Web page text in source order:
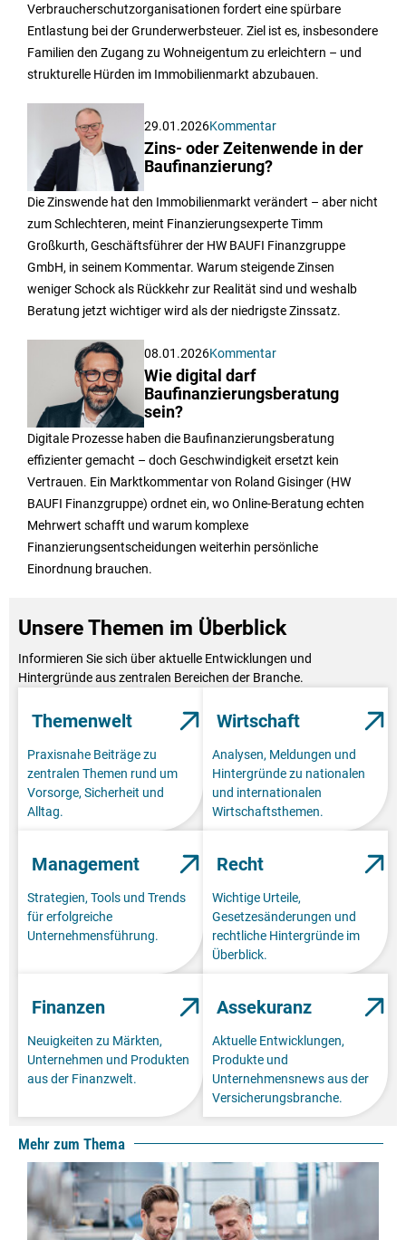
Verbraucherschutzorganisationen fordert eine spürbare
Entlastung bei der Grunderwerbsteuer. Ziel ist es, insbesondere
Familien den Zugang zu Wohneigentum zu erleichtern – und
strukturelle Hürden im Immobilienmarkt abzubauen.
29.01.2026Kommentar
Zins- oder Zeitenwende in der
Baufinanzierung?
Die Zinswende hat den Immobilienmarkt verändert – aber nicht
zum Schlechteren, meint Finanzierungsexperte Timm
Großkurth, Geschäftsführer der HW BAUFI Finanzgruppe
GmbH, in seinem Kommentar. Warum steigende Zinsen
weniger Schock als Rückkehr zur Realität sind und weshalb
Beratung jetzt wichtiger wird als der niedrigste Zinssatz.
08.01.2026Kommentar
Wie digital darf
Baufinanzierungsberatung
sein?
Digitale Prozesse haben die Baufinanzierungsberatung
effizienter gemacht – doch Geschwindigkeit ersetzt kein
Vertrauen. Ein Marktkommentar von Roland Gisinger (HW
BAUFI Finanzgruppe) ordnet ein, wo Online-Beratung echten
Mehrwert schafft und warum komplexe
Finanzierungsentscheidungen weiterhin persönliche
Einordnung brauchen.
Unsere Themen im Überblick
Informieren Sie sich über aktuelle Entwicklungen und
Hintergründe aus zentralen Bereichen der Branche.
Themenwelt
Praxisnahe Beiträge zu
zentralen Themen rund um
Vorsorge, Sicherheit und
Alltag.
Wirtschaft
Analysen, Meldungen und
Hintergründe zu nationalen
und internationalen
Wirtschaftsthemen.
Management
Strategien, Tools und Trends
für erfolgreiche
Unternehmensführung.
Recht
Wichtige Urteile,
Gesetzesänderungen und
rechtliche Hintergründe im
Überblick.
Finanzen
Neuigkeiten zu Märkten,
Unternehmen und Produkten
aus der Finanzwelt.
Assekuranz
Aktuelle Entwicklungen,
Produkte und
Unternehmensnews aus der
Versicherungsbranche.
Mehr zum Thema